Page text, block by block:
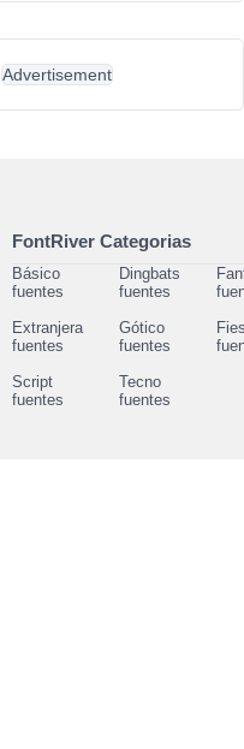
Advertisement
FontRiver Categorias
Básico
fuentes
Dingbats
fuentes
Extranjera
fuentes
Gótico
fuentes
Script
fuentes
Tecno
fuentes